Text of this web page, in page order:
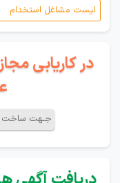
لیست مشاغل استخدام
در کاریابی
جـهت ساخت